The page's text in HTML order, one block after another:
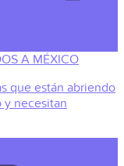
A MÉXICO
que están abriendo
y necesitan